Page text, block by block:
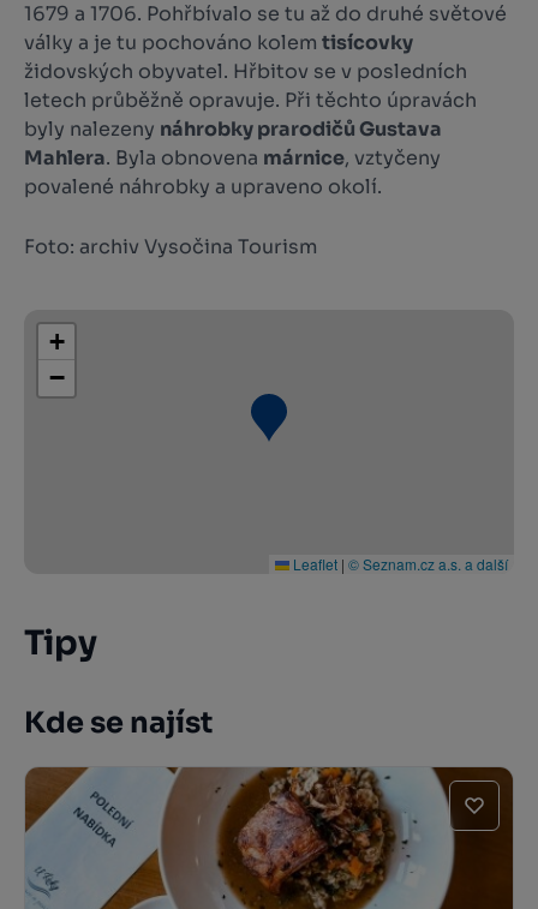
1679 a 1706. Pohřbívalo se tu až do druhé světové
války a je tu pochováno kolem tisícovky
židovských obyvatel. Hřbitov se v posledních
letech průběžně opravuje. Při těchto úpravách
byly nalezeny náhrobky prarodičů Gustava
Mahlera. Byla obnovena márnice, vztyčeny
povalené náhrobky a upraveno okolí.
Foto: archiv Vysočina Tourism
+
−
Leaflet | © Seznam.cz a.s. a další
Tipy
Kde se najíst